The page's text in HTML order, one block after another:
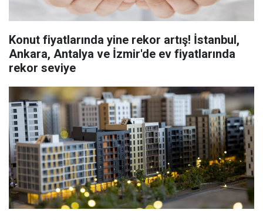
Konut fiyatlarında yine rekor artış! İstanbul,
Ankara, Antalya ve İzmir'de ev fiyatlarında
rekor seviye